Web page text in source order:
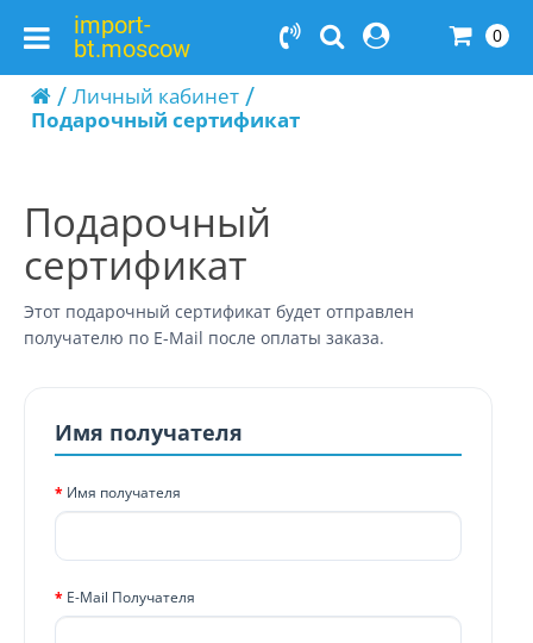
import-
bt.moscow
0
Личный кабинет
Подарочный сертификат
Подарочный
сертификат
Этот подарочный сертификат будет отправлен
получателю по E-Mail после оплаты заказа.
Имя получателя
Имя получателя
E-Mail Получателя